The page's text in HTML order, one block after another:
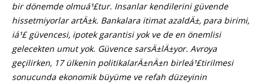
bir dönemde olmuá¹£tur. Insanlar kendilerini güvende
hissetmiyorlar artÄ±k. Bankalara itimat azaldÄ±, para birimi,
iá¹£ güvencesi, ipotek garantisi yok ve de en önemlisi
gelecekten umut yok. Güvence sarsÄ±lÄ±yor. Avroya
geçilirken, 17 ülkenin politikalarÄ±nÄ±n birleá¹£tirilmesi
sonucunda ekonomik büyüme ve refah düzeyinin